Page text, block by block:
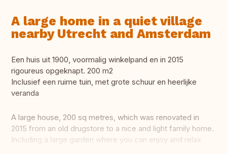
A large home in a quiet village
nearby Utrecht and Amsterdam
Een huis uit 1900, voormalig winkelpand en in 2015
rigoureus opgeknapt. 200 m2
Inclusief een ruime tuin, met grote schuur en heerlijke
veranda
A large house, 200 sq metres, which was renovated in
2015 from an old drugstore to a nice and light family home.
Including a large garden where you can enjoy and relax